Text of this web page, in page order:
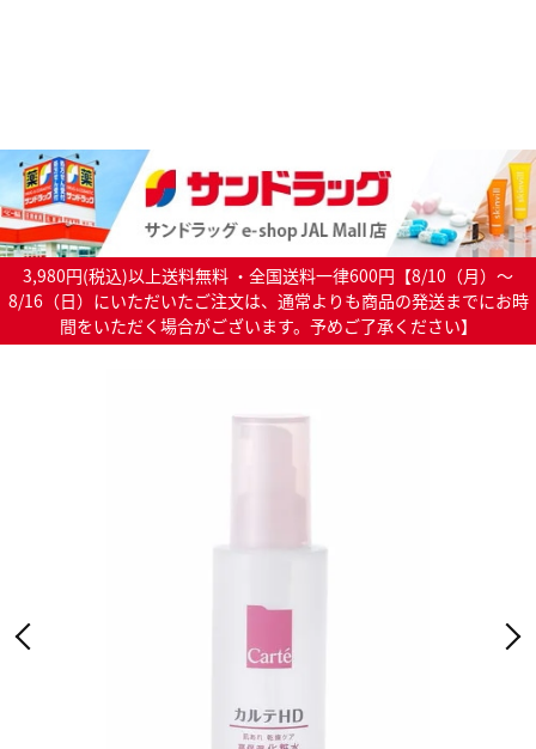
3,980円(税込)以上送料無料 ・全国送料一律600円【8/10（月）～
8/16（日）にいただいたご注文は、通常よりも商品の発送までにお時
間をいただく場合がございます。予めご了承ください】